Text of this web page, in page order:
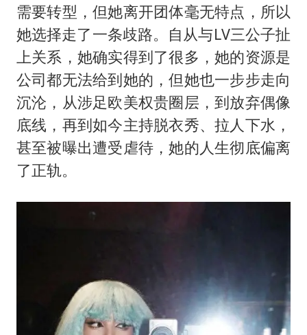
需要转型，但她离开团体毫无特点，所以
她选择走了一条歧路。自从与LV三公子扯
上关系，她确实得到了很多，她的资源是
公司都无法给到她的，但她也一步步走向
沉沦，从涉足欧美权贵圈层，到放弃偶像
底线，再到如今主持脱衣秀、拉人下水，
甚至被曝出遭受虐待，她的人生彻底偏离
了正轨。